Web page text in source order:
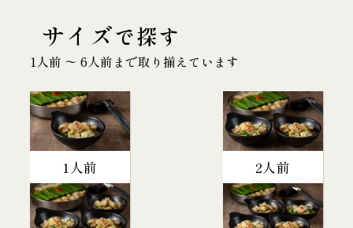
サイズで探す
1人前 〜 6人前まで取り揃えています
1人前 2人前